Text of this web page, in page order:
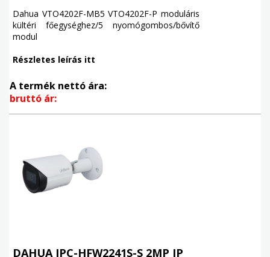
Dahua VTO4202F-MB5 VTO4202F-P moduláris
kültéri főegységhez/5 nyomógombos/bővítő
modul
Részletes leírás itt
A termék nettó ára:
bruttó ár:
DAHUA IPC-HFW2241S-S 2MP IP